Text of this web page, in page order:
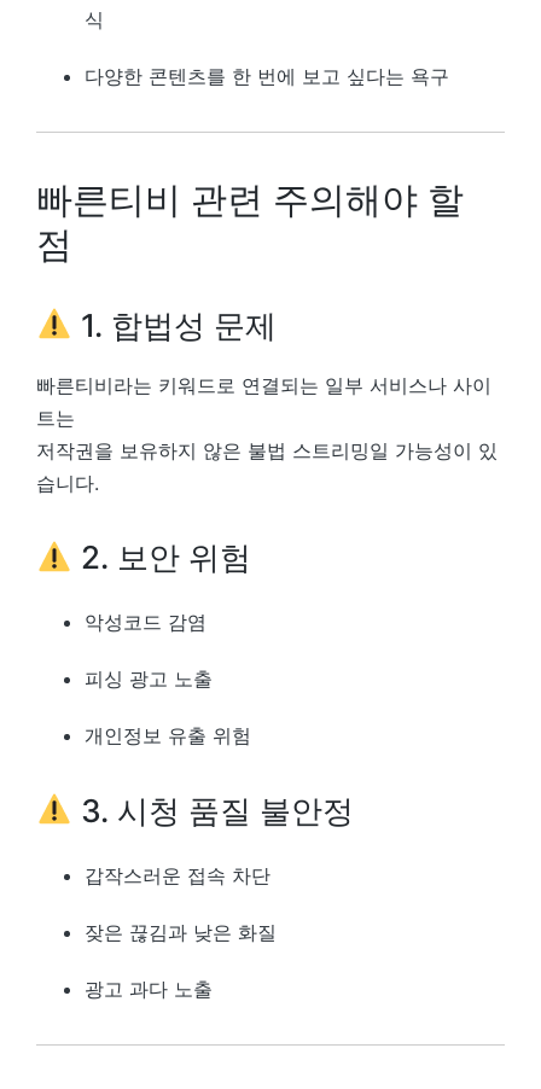
식
다양한 콘텐츠를 한 번에 보고 싶다는 욕구
빠른티비 관련 주의해야 할
점
1. 합법성 문제
빠른티비라는 키워드로 연결되는 일부 서비스나 사이
트는
저작권을 보유하지 않은 불법 스트리밍일 가능성이 있
습니다.
2. 보안 위험
악성코드 감염
피싱 광고 노출
개인정보 유출 위험
3. 시청 품질 불안정
갑작스러운 접속 차단
잦은 끊김과 낮은 화질
광고 과다 노출